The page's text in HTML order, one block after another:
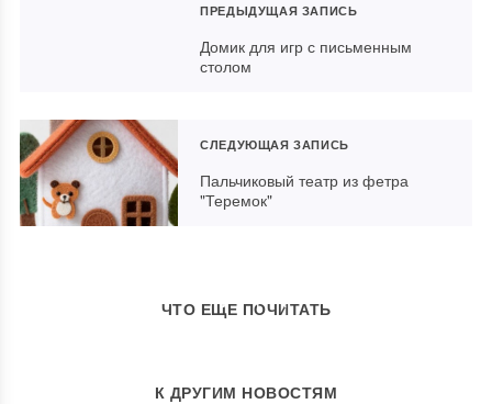
ПРЕДЫДУЩАЯ ЗАПИСЬ
Домик для игр с письменным
столом
СЛЕДУЮЩАЯ ЗАПИСЬ
Пальчиковый театр из фетра
"Теремок"
ЧТО ЕЩЕ ПОЧИТАТЬ
К ДРУГИМ НОВОСТЯМ